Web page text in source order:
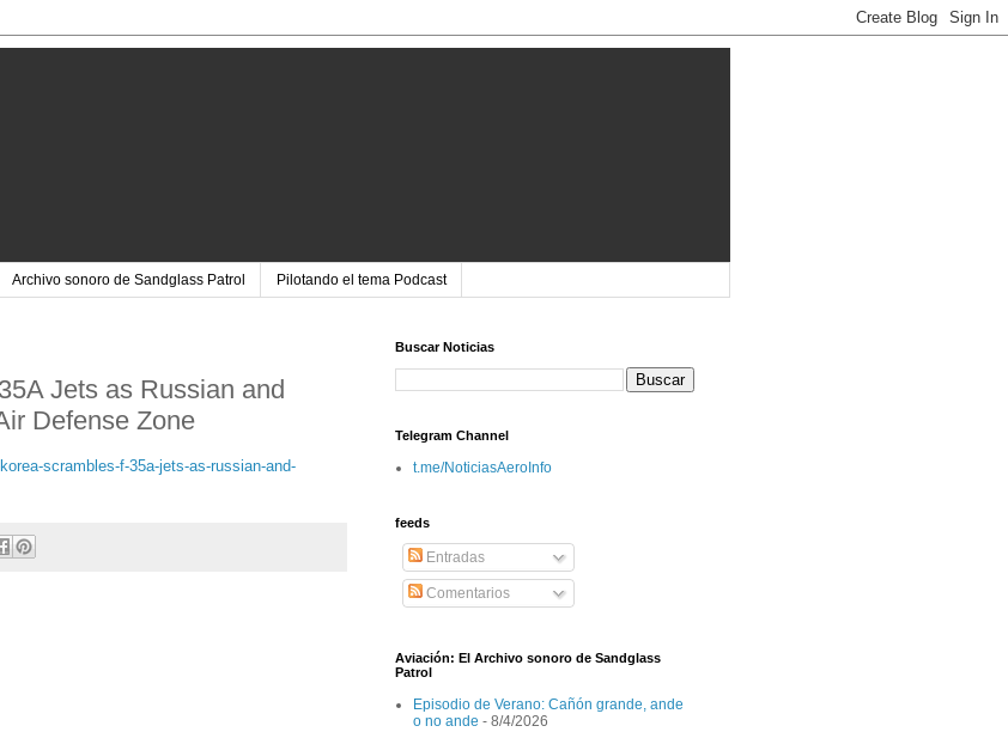
Archivo sonoro de Sandglass Patrol Pilotando el tema Podcast
Jets as Russian and
Defense Zone
scrambles-f-35a-jets-as-russian-and-
Buscar Noticias
Telegram Channel
t.me/NoticiasAeroInfo
feeds
Entradas
Comentarios
Aviación: El Archivo sonoro de Sandglass
Patrol
Episodio de Verano: Cañón grande, ande
o no ande - 8/4/2026